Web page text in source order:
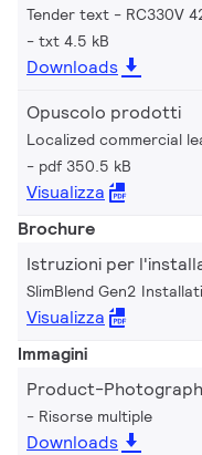
Tender text - RC330V
txt 4.5 kB
Downloads
Opuscolo prodotti
Localized commercial
pdf 350.5 kB
Visualizza
Brochure
Istruzioni per
SlimBlend Gen2
Visualizza
Immagini
Product-
Risorse multiple
Downloads